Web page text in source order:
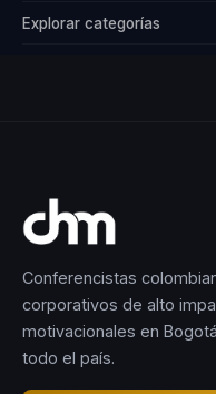
pasar del
empoderada,
consciente y
decidida. Su
propuesta
conecta
especialmente
Explorar categorías
Conferencistas
corporativos de alto
motivacionales en
todo el país.